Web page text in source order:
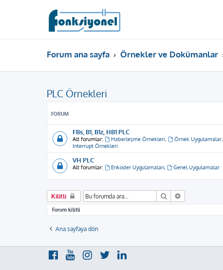
Forum ana sayfa Örnekler ve Dokümanlar
PLC Örnekleri
FORUM
FBs, B1, B1z, HB1 PLC
Alt forumlar: Haberleşme Örnekleri, Örnek Uygulamalar,
Interrupt Örnekleri
VH PLC
Alt forumlar: Enkoder Uygulamaları, Genel Uygulamalar
Kilitli Ara
Forum kilitli
Ana sayfaya dön